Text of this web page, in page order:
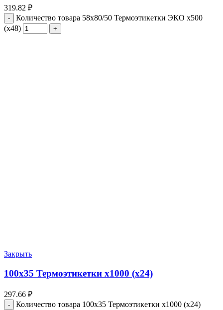
319.82 ₽
Количество товара 58х80/50 Термоэтикетки ЭКО х500
(х48)
Закрыть
100х35 Термоэтикетки х1000 (х24)
297.66 ₽
Количество товара 100х35 Термоэтикетки х1000 (х24)